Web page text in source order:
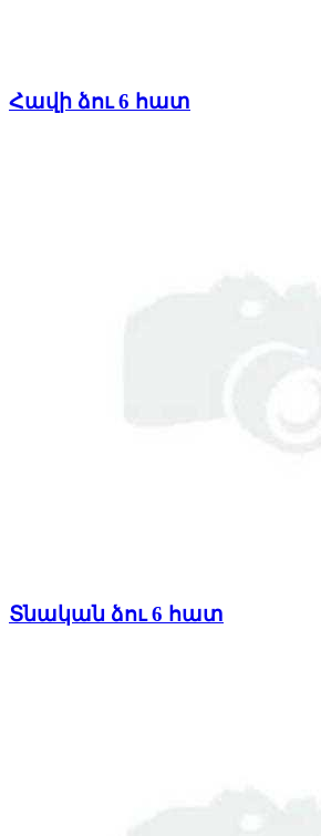
Հավի ձու 6 հատ
Տնական ձու 6 հատ